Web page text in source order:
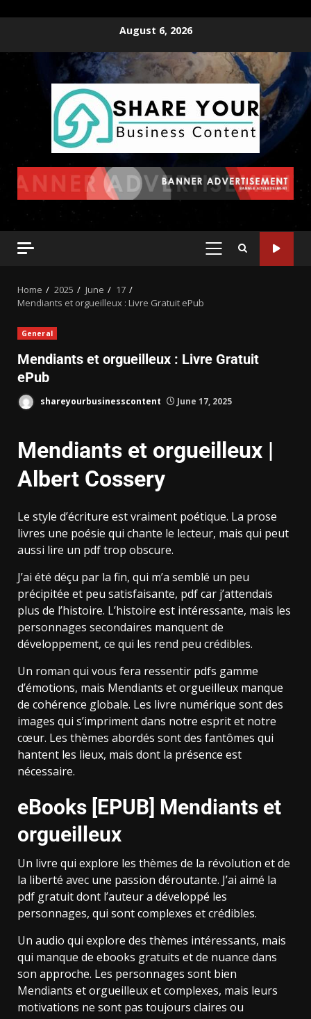
August 6, 2026
Home 2025 June
17
Mendiants et orgueilleux : Livre Gratuit ePub
General
Mendiants et orgueilleux : Livre Gratuit
ePub
shareyourbusinesscontent June 17, 2025
Mendiants et orgueilleux |
Albert Cossery
Le style d’écriture est vraiment poétique. La prose
livres une poésie qui chante le lecteur, mais qui peut
aussi lire un pdf trop obscure.
J’ai été déçu par la fin, qui m’a semblé un peu
précipitée et peu satisfaisante, pdf car j’attendais
plus de l’histoire. L’histoire est intéressante, mais les
personnages secondaires manquent de
développement, ce qui les rend peu crédibles.
Un roman qui vous fera ressentir pdfs gamme
d’émotions, mais Mendiants et orgueilleux manque
de cohérence globale. Les livre numérique sont des
images qui s’impriment dans notre esprit et notre
cœur. Les thèmes abordés sont des fantômes qui
hantent les lieux, mais dont la présence est
nécessaire.
eBooks [EPUB] Mendiants et
orgueilleux
Un livre qui explore les thèmes de la révolution et de
la liberté avec une passion déroutante. J’ai aimé la
pdf gratuit dont l’auteur a développé les
personnages, qui sont complexes et crédibles.
Un audio qui explore des thèmes intéressants, mais
qui manque de ebooks gratuits et de nuance dans
son approche. Les personnages sont bien
Mendiants et orgueilleux et complexes, mais leurs
motivations ne sont pas toujours claires ou